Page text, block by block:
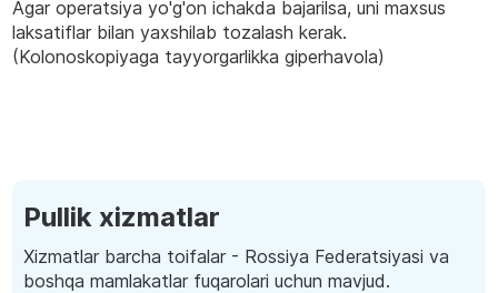
Agar operatsiya yo'g'on ichakda bajarilsa, uni maxsus
laksatiflar bilan yaxshilab tozalash kerak.
(Kolonoskopiyaga tayyorgarlikka giperhavola)
Pullik xizmatlar
Xizmatlar barcha toifalar - Rossiya Federatsiyasi va
boshqa mamlakatlar fuqarolari uchun mavjud.